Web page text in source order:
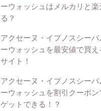
ーウォッシュはメルカリと楽
る？
アクセーヌ・イプノスシー
ーウォッシュを最安値で買
サイト！
アクセーヌ・イプノスシー
ーウォッシュを割引クーポ
ゲットできる！？